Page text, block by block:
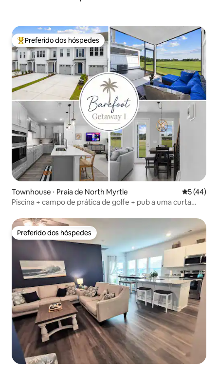
Entre os melhores preferidos dos hóspedes
Preferido dos hóspedes
Townhouse ⋅ Praia de North Myrtle 5 de uma
5 (44)
Piscina + campo de prática de golfe + pub a uma curta
Preferido dos hóspedes
Preferido dos hóspedes